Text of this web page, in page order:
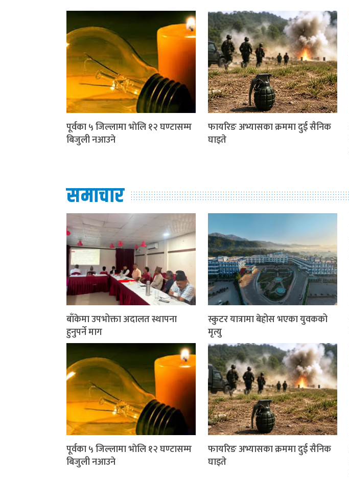
पूर्वका ५ जिल्लामा भाेलि १२ घण्टासम्म
बिजुली नआउने
फायरिङ अभ्यासका क्रममा दुई सैनिक
घाइते
समाचार
बाँकेमा उपभोक्ता अदालत स्थापना
हुनुपर्ने माग
स्कुटर यात्रामा बेहोस भएका युवकको
मृत्यु
पूर्वका ५ जिल्लामा भाेलि १२ घण्टासम्म
बिजुली नआउने
फायरिङ अभ्यासका क्रममा दुई सैनिक
घाइते